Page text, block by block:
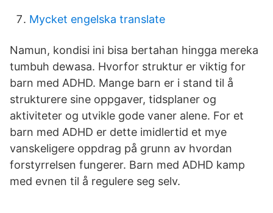
Mycket engelska translate
Namun, kondisi ini bisa bertahan hingga mereka
tumbuh dewasa. Hvorfor struktur er viktig for
barn med ADHD. Mange barn er i stand til å
strukturere sine oppgaver, tidsplaner og
aktiviteter og utvikle gode vaner alene. For et
barn med ADHD er dette imidlertid et mye
vanskeligere oppdrag på grunn av hvordan
forstyrrelsen fungerer. Barn med ADHD kamp
med evnen til å regulere seg selv.